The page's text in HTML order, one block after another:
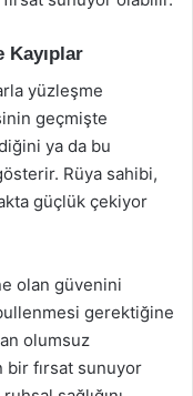
Kayıplar
yüzleşme
geçmişte
ya da bu
Rüya sahibi,
güçlük çekiyor
olan güvenini
gerektiğine
olumsuz
fırsat sunuyor